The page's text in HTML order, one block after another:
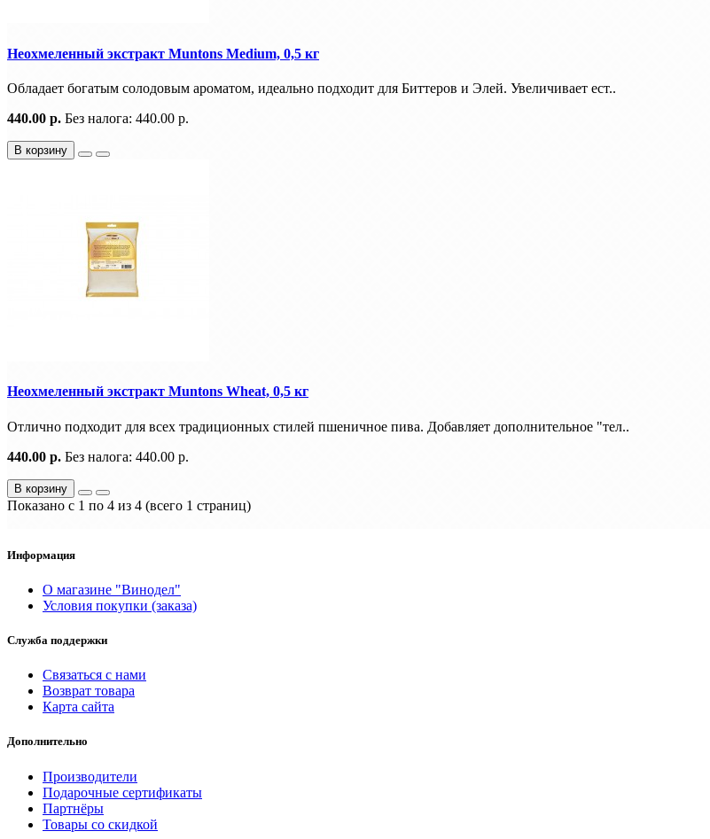
Неохмеленный экстракт Muntons Medium, 0,5 кг
Обладает богатым солодовым ароматом, идеально подходит для Биттеров и Элей. Увеличивает ест..
440.00 р. Без налога: 440.00 р.
В корзину
Неохмеленный экстракт Muntons Wheat, 0,5 кг
Отлично подходит для всех традиционных стилей пшеничное пива. Добавляет дополнительное "тел..
440.00 р. Без налога: 440.00 р.
В корзину
Показано с 1 по 4 из 4 (всего 1 страниц)
Информация
О магазине "Винодел"
Условия покупки (заказа)
Служба поддержки
Связаться с нами
Возврат товара
Карта сайта
Дополнительно
Производители
Подарочные сертификаты
Партнёры
Товары со скидкой